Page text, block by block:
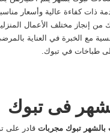
ذات كفاءة عالية وأسعار
من إنجاز مختلف الأعمال
مع الخبرة في العناية
طباخات في تبوك.
فى تبوك
بالشهر تبوك مجربات قادر على